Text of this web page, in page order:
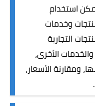
استخدام
وخدمات
التجارية
الأخرى،
ومقارنة الأسعار،